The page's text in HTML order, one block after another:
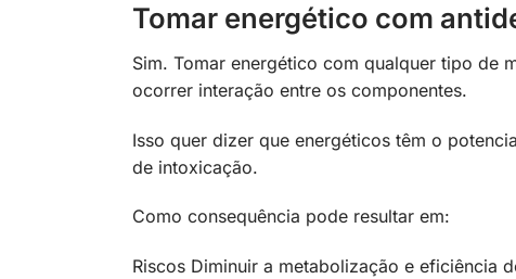
Tomar energético com
Sim. Tomar energético com qualquer tipo de
ocorrer interação entre os componentes.
Isso quer dizer que energéticos têm o
de intoxicação.
Como consequência pode resultar em:
Riscos Diminuir a metabolização e eficiência